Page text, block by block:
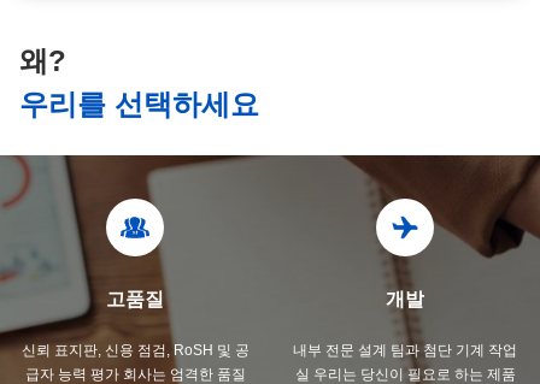
왜?
우리를 선택하세요
고품질
신뢰 표지판, 신용 점검, RoSH 및 공
급자 능력 평가 회사는 엄격한 품질
개발
내부 전문 설계 팀과 첨단 기계 작업
실 우리는 당신이 필요로 하는 제품